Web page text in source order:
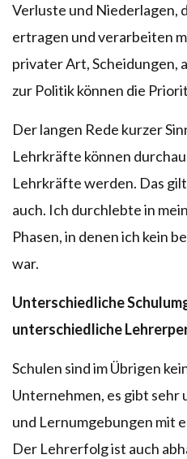
Verluste und Niederlagen,
ertragen und verarbeiten
privater Art, Scheidungen,
zur Politik können die
Der langen Rede kurzer
Lehrkräfte können
Lehrkräfte werden. Das
auch. Ich durchlebte in
Phasen, in denen ich kein
war.
Unterschiedliche
unterschiedliche
Schulen sind im Übrigen
Unternehmen, es gibt
und Lernumgebungen mit
Der Lehrerfolg ist auch